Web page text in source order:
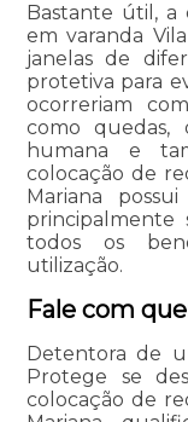
Bastante útil,
em varanda
janelas de
protetiva para
ocorreriam
como quedas,
humana e
colocação de
Mariana
principalmente
todos os
utilização.
Fale com
Detentora de
Protege se
colocação de